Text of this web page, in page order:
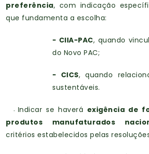
preferência, com indicação
que fundamenta a escolha:
- CIIA-PAC, quando
do Novo PAC;
- CICS, quando
sustentáveis.
Indicar se haverá exigência de
produtos manufaturados
critérios estabelecidos pelas